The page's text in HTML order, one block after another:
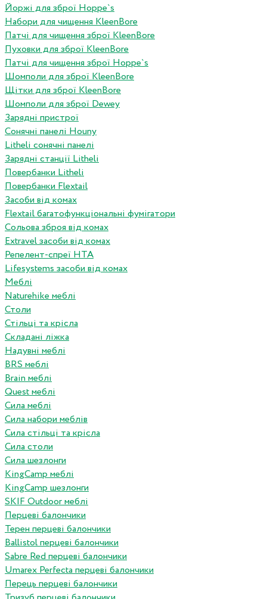
Йоржі для зброї Hoppe`s
Набори для чищення KleenBore
Патчі для чищення зброї KleenBore
Пуховки для зброї KleenBore
Патчі для чищення зброї Hoppe`s
Шомполи для зброї KleenBore
Щітки для зброї KleenBore
Шомполи для зброї Dewey
Зарядні пристрої
Сонячні панелі Houny
Litheli сонячні панелі
Зарядні станції Litheli
Повербанки Litheli
Повербанки Flextail
Засоби від комах
Flextail багатофункціональні фумігатори
Сольова зброя від комах
Extravel засоби від комах
Репелент-спреї HTA
Lifesystems засоби від комах
Меблі
Naturehike меблі
Столи
Стільці та крісла
Складані ліжка
Надувні меблі
BRS меблі
Brain меблі
Quest меблі
Сила меблі
Сила набори меблів
Сила стільці та крісла
Сила столи
Сила шезлонги
KingCamp меблі
KingCamp шезлонги
SKIF Outdoor меблі
Перцеві балончики
Терен перцеві балончики
Ballistol перцеві балончики
Sabre Red перцеві балончики
Umarex Perfecta перцеві балончики
Перець перцеві балончики